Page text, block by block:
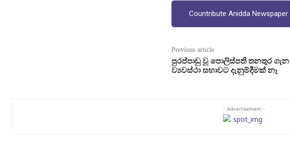
Countribute Anidda Newspaper
Previous article
පුරප්පාඩු වූ පොලිස්පති තනතුර ගැන
ව්‍යවස්ථා සභාවට දැනුම්දීමක් නෑ
- Advertisement -